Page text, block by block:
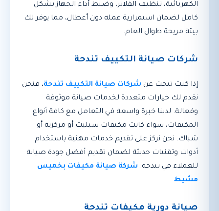
الكهربائية، تنظيف الفلاتر، وضبط أداء الجهاز بشكل
كامل لضمان استمرارية عمله دون أعطال، مما يوفر لك
بيئة مريحة طوال العام.
شركات صيانة التكييف تندحة
إذا كنت تبحث عن شركات صيانة التكييف تندحة، فنحن
نقدم لك خيارات متعددة لخدمات صيانة موثوقة
وفعالة. لدينا خبرة واسعة في التعامل مع كافة أنواع
المكيفات، سواء كانت مكيفات سبليت أو مركزية أو
شباك. نحن نركز على تقديم خدمات مهنية باستخدام
أدوات وتقنيات حديثة لضمان تقديم أفضل جودة صيانة
للعملاء في تندحة. شركة صيانة مكيفات بخميس
مشيط
صيانة دورية مكيفات تندحة